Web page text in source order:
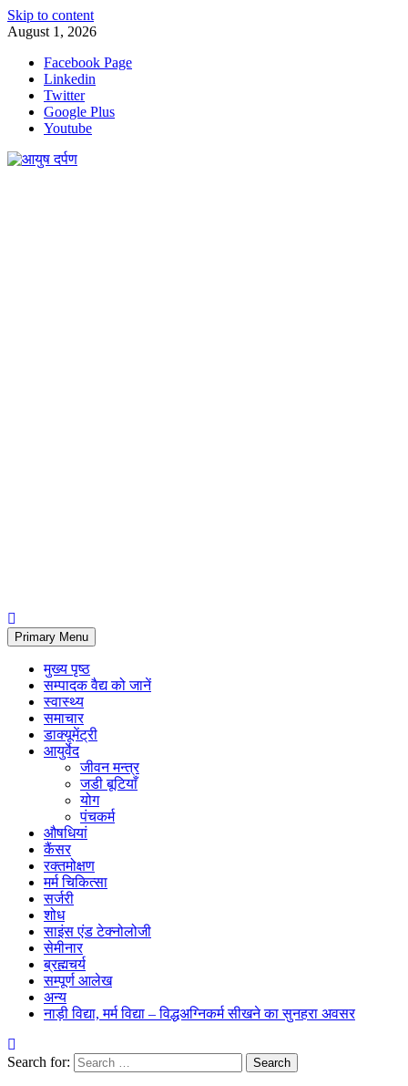
Skip to content
August 1, 2026
Facebook Page
Linkedin
Twitter
Google Plus
Youtube
Primary Menu
मुख्य पृष्ठ
सम्पादक वैद्य को जानें
स्वास्थ्य
समाचार
डाक्यूमेंट्री
आयुर्वेद
जीवन मन्त्र
जडी बूटियाँ
योग
पंचकर्म
औषधियां
कैंसर
रक्तमोक्षण
मर्म चिकित्सा
सर्जरी
शोध
साइंस एंड टेक्नोलोजी
सेमीनार
ब्रह्मचर्य
सम्पूर्ण आलेख
अन्य
नाड़ी विद्या, मर्म विद्या – विद्धअग्निकर्म सीखने का सुनहरा अवसर
Search for: